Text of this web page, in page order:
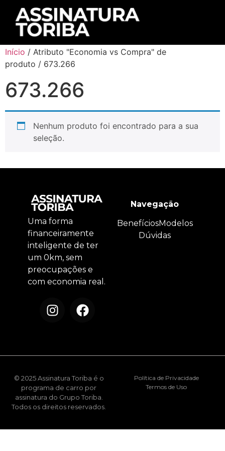
Início / Atributo "Economia vs Compra" de
produto / 673.266
673.266
Nenhum produto foi encontrado para a sua
seleção.
Uma forma
financeiramente
inteligente de ter
um 0km, sem
preocupações e
com economia real.
Navegação
BenefíciosModelos
Dúvidas
© 2025 Assinatura Toriba é o
programa de carro por
assinatura do Grupo Toriba.
Todos os direitos reservados.
Política de Privacidade
Termos de Uso